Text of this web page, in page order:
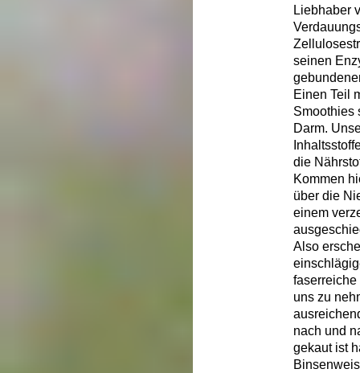
Liebhaber
seinen
Einen Teil
Smoothies
Darm.
die
Kommen
über die
einem
Also
uns zu
nach und
gekaut ist